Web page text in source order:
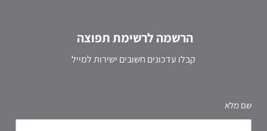
הרשמה לרשימת תפוצה
קבלו עדכונים חשובים ישירות למייל
שם מלא